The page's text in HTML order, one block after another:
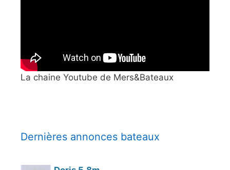
La chaine Youtube de Mers&Bateaux
Dernières annonces bateaux